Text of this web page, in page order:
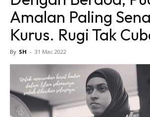
Amalan Paling
Kurus. Rugi Tak
By SH - 31 Mac 2022